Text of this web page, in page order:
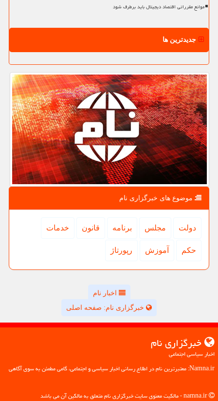
موانع مقرراتی اقتصاد دیجیتال باید برطرف شود
جدیدترین ها
موضوع های خبرگزاری نام
دولت مجلس برنامه قانون خدمات
حكم آموزش رپورتاژ
اخبار نام
خبرگزاری نام: صفحه اصلی
خبرگزاری نام
اخبار سیاسی اجتماعی
Namna.ir: معتبرترین نام در اطلاع رسانی اخبار سیاسی و اجتماعی، گامی مطمئن به سوی آگاهی